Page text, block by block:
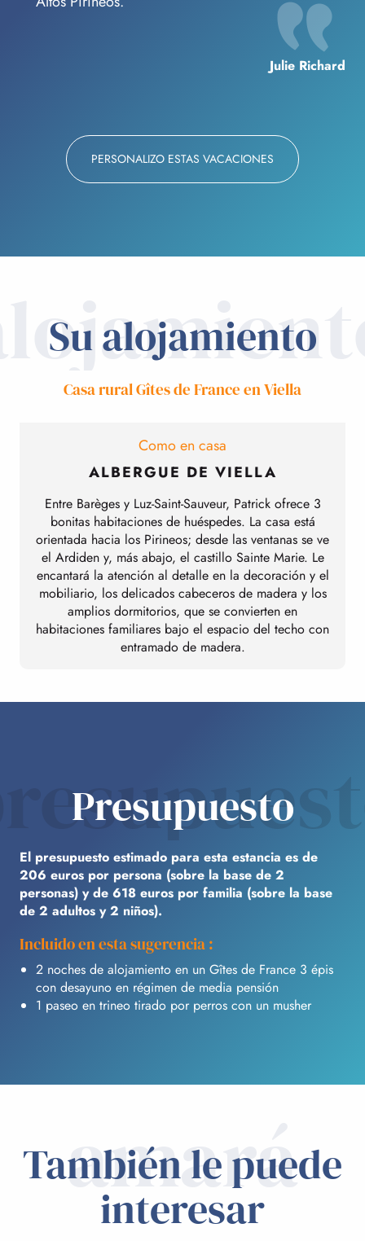
Julie Richard
PERSONALIZO ESTAS VACACIONES
Su alojamiento
Casa rural Gîtes de France en Viella
Como en casa
ALBERGUE DE VIELLA
Entre Barèges y Luz-Saint-Sauveur, Patrick ofrece 3
bonitas habitaciones de huéspedes. La casa está
orientada hacia los Pirineos; desde las ventanas se ve
el Ardiden y, más abajo, el castillo Sainte Marie. Le
encantará la atención al detalle en la decoración y el
mobiliario, los delicados cabeceros de madera y los
amplios dormitorios, que se convierten en
habitaciones familiares bajo el espacio del techo con
entramado de madera.
Presupuesto
El presupuesto estimado para esta estancia es de
206 euros por persona (sobre la base de 2
personas) y de 618 euros por familia (sobre la base
de 2 adultos y 2 niños).
Incluido en esta sugerencia :
2 noches de alojamiento en un Gîtes de France 3 épis
con desayuno en régimen de media pensión
1 paseo en trineo tirado por perros con un musher
amará
También le puede
interesar